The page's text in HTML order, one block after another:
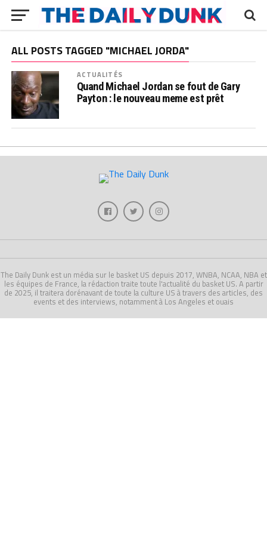
ALL POSTS TAGGED "MICHAEL JORDA"
ACTUALITÉS
Quand Michael Jordan se fout de Gary
Payton : le nouveau meme est prêt
The Daily Dunk est un média sur le basket US depuis 2017, WNBA, NCAA, NBA et
les équipes de France, la rédaction traite toute l'actualité du basket US. A partir
de 2025, il traitera dorénavant de toute la culture US à travers des articles, des
events et des interviews, notamment à Los Angeles et ouais